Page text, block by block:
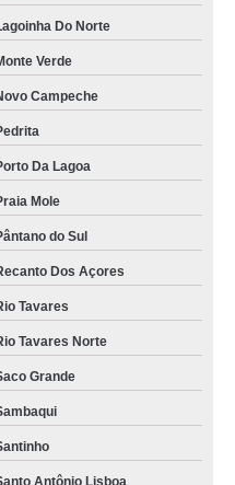
Camboriú
Costeira do Pirajubaé
Ponta das Canas
Rio Vermelho
Lages
Novo Campeche
do Pirajubaé
Lagoa
Ingleses do Rio Vermelho
Do Norte
Verde
Campeche
Da Lagoa
Mole
do Sul
Dos Açores
Tavares
Tavares Norte
Grande
Antônio Lisboa